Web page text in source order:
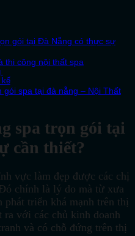
gói tại Đà Nẵng có thực sự
thi công nội thất spa
kế
gói spa tại đà nẵng – Nội Thất
spa trọn gói tại
cần thiết?
vực làm đẹp được các chị
chính là lý do mà từ xưa
phát triển khá mạnh trên thị
với các chủ kinh doanh
và có chỗ đứng trên thị